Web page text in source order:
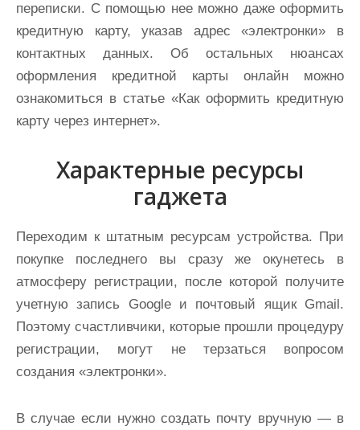
переписки. С помощью нее можно даже оформить
кредитную карту, указав адрес «электронки» в
контактных данных. Об остальных нюансах
оформления кредитной карты онлайн можно
ознакомиться в статье «Как оформить кредитную
карту через интернет».
Характерные ресурсы
гаджета
Переходим к штатным ресурсам устройства. При
покупке последнего вы сразу же окунетесь в
атмосферу регистрации, после которой получите
учетную запись Google и почтовый ящик Gmail.
Поэтому счастливчики, которые прошли процедуру
регистрации, могут не терзаться вопросом
создания «электронки».
В случае если нужно создать почту вручную — в